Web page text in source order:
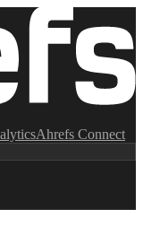
Ahrefs Connect